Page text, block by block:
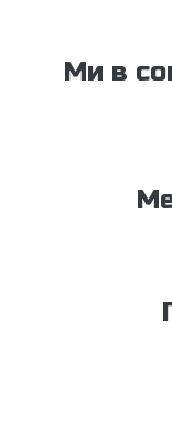
Ми в